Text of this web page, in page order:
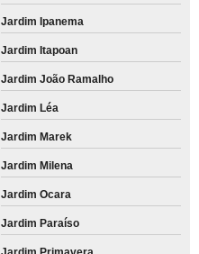
Jardim Ipanema
Jardim Itapoan
Jardim João Ramalho
Jardim Léa
Jardim Marek
Jardim Milena
Jardim Ocara
Jardim Paraíso